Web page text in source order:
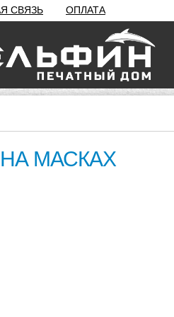
СВЯЗЬ ОПЛАТА
МАСКАХ